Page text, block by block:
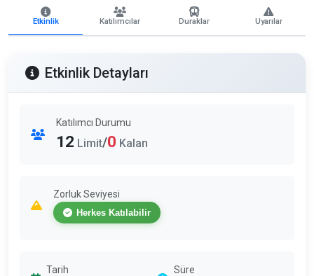
Etkinlik Katılımcılar Duraklar Uyarılar
Etkinlik Detayları
Katılımcı Durumu
12 Limit/0 Kalan
Zorluk Seviyesi
Herkes Katılabilir
Tarih Süre